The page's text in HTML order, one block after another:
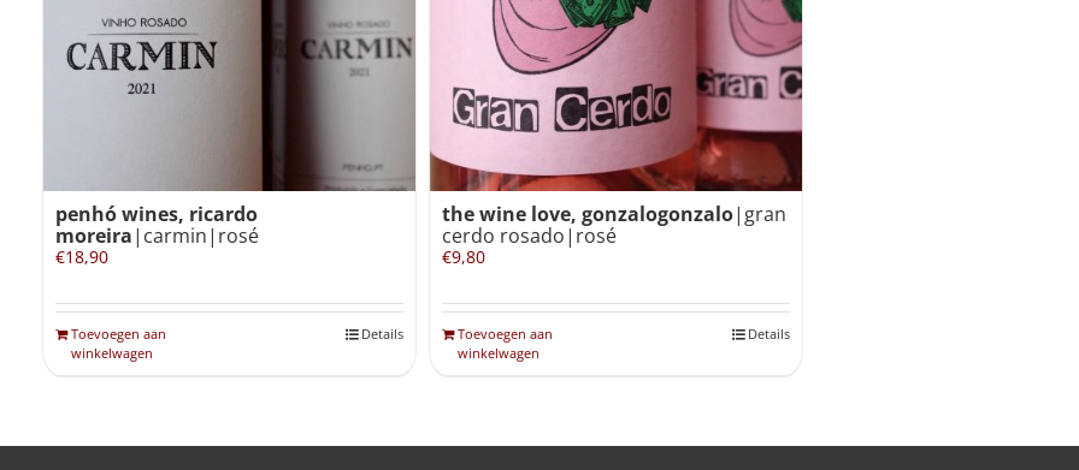
penhó wines, ricardo
moreira|carmin|rosé
€18,90
Toevoegen aan
winkelwagen
Details
the wine love, gonzalogonzalo|gran
cerdo rosado|rosé
€9,80
Toevoegen aan
winkelwagen
Details